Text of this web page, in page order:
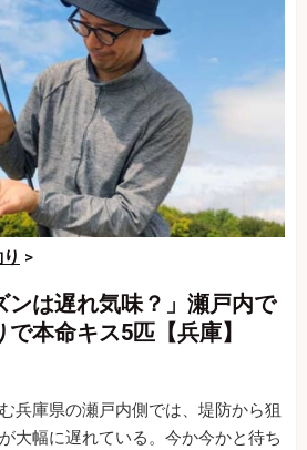
>
ンは遅れ気味？」瀬戸内で
本命キス5匹【兵庫】
兵庫県の瀬戸内側では、堤防から狙
大幅に遅れている。今か今かと待ち